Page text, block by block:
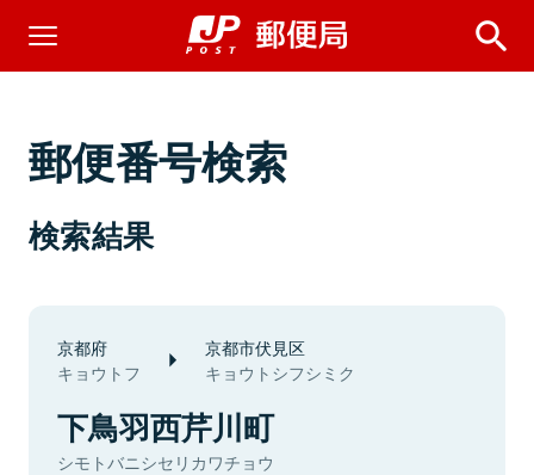
郵便番号検索
検索結果
京都府
キョウトフ
京都市伏見区
キョウトシフシミク
下鳥羽西芹川町
シモトバニシセリカワチョウ